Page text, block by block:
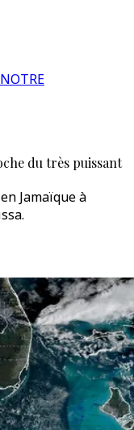
NOTRE
du très puissant
Jamaïque à